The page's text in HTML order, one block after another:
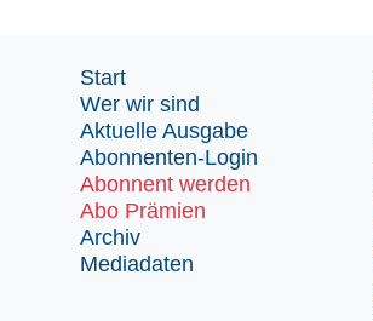
Start
Wer wir sind
Aktuelle Ausgabe
Abonnenten-Login
Abonnent werden
Abo Prämien
Archiv
Mediadaten